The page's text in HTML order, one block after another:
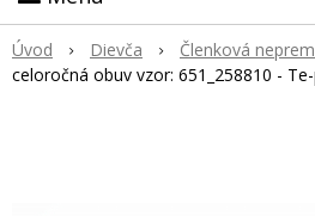
Úvod Dievča Členková
celoročná obuv vzor: 651_258810 -